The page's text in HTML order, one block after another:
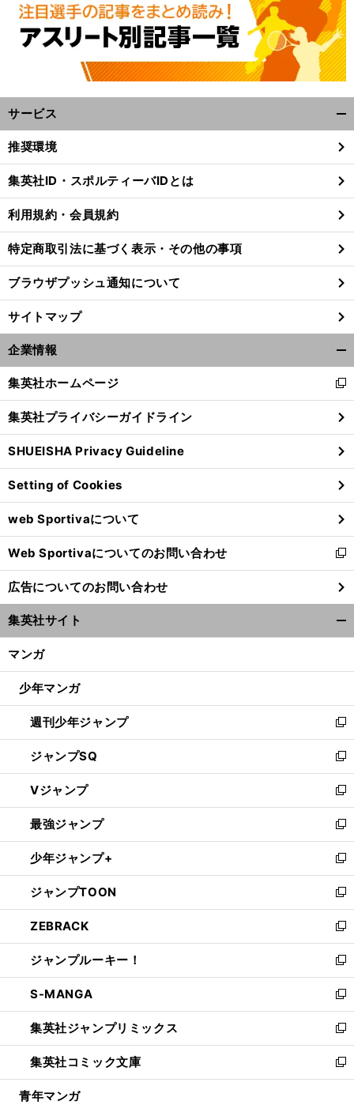
】
、
。
サービス
閉
る
推奨環境
集英社ID・スポルティーバIDとは
利用規約・会員規約
特定商取引法に基づく表示・その他の事項
ブラウザプッシュ通知について
サイトマップ
企業情報
閉
る
集英社ホームページ
新
し
い
ウ
ィ
ン
ド
ウ
で
開
く
集英社プライバシーガイドライン
SHUEISHA Privacy Guideline
Setting of Cookies
web Sportivaについて
Web Sportivaについてのお問い合わせ
新
し
い
ウ
ィ
ン
ウ
開
く
広告についてのお問い合わせ
集英社サイト
マンガ
少年マンガ
週刊少年ジャンプ
新
し
い
ウ
ィ
ン
ド
ウ
で
開
く
ジャンプSQ
新
し
い
ウ
ィ
ン
ド
ウ
で
開
く
Vジャンプ
新
し
い
ウ
ィ
ン
ド
ウ
で
開
く
最強ジャンプ
新
し
い
ウ
ィ
ン
ド
ウ
で
開
く
少年ジャンプ+
新
し
い
ウ
ィ
ン
ド
ウ
で
開
く
ジャンプTOON
新
し
い
ウ
ィ
ン
ド
ウ
で
開
く
ZEBRACK
新
し
い
ウ
ィ
ン
ド
ウ
で
開
ジャンプルーキー！
新
し
い
ウ
ィ
ン
ド
ウ
S-MANGA
新
し
い
ウ
ィ
ン
集英社ジャンプリミックス
新
し
い
ウ
集英社コミック文庫
新
し
青年マンガ